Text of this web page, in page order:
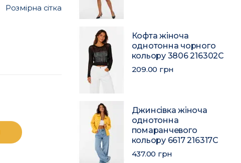
Розмірна сітка
Кофта жіноча
однотонна чорного
кольору 3806 216302C
209.00 грн
Джинсівка жіноча
однотонна
помаранчевого
кольору 6617 216317C
437.00 грн